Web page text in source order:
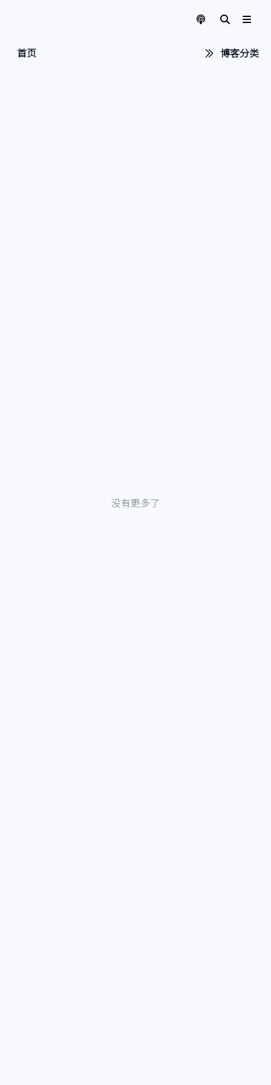
首页 博客分类
没有更多了